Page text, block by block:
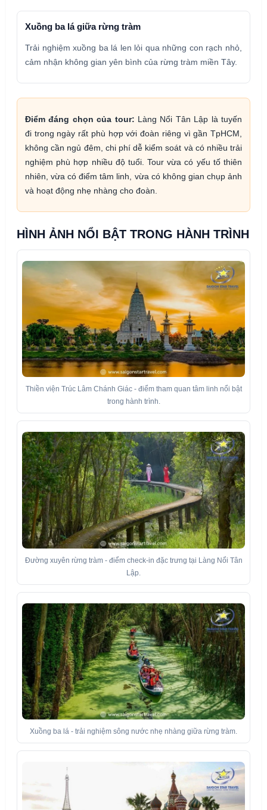
Xuồng ba lá giữa rừng tràm
Trải nghiệm xuồng ba lá len lỏi qua những con rạch nhỏ,
cảm nhận không gian yên bình của rừng tràm miền Tây.
Điểm đáng chọn của tour: Làng Nổi Tân Lập là tuyến
đi trong ngày rất phù hợp với đoàn riêng vì gần TpHCM,
không cần ngủ đêm, chi phí dễ kiểm soát và có nhiều trải
nghiệm phù hợp nhiều độ tuổi. Tour vừa có yếu tố thiên
nhiên, vừa có điểm tâm linh, vừa có không gian chụp ảnh
và hoạt động nhẹ nhàng cho đoàn.
HÌNH ẢNH NỔI BẬT TRONG HÀNH TRÌNH
Thiền viện Trúc Lâm Chánh Giác - điểm tham quan tâm linh nổi bật
trong hành trình.
Đường xuyên rừng tràm - điểm check-in đặc trưng tại Làng Nổi Tân
Lập.
Xuồng ba lá - trải nghiệm sông nước nhẹ nhàng giữa rừng tràm.